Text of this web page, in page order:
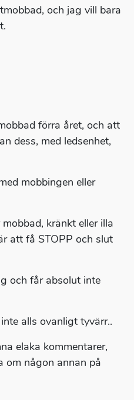
och jag vill bara
förra året, och att
dess, med ledsenhet,
mobbingen eller
kränkt eller illa
att få STOPP och slut
och får absolut inte
alls ovanligt tyvärr..
elaka kommentarer,
om någon annan på